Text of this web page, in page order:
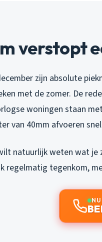
verstopt
zijn absolute
met de zomer. De
woningen staan
van 40mm afvoeren
natuurlijk weten wat je
regelmatig tegenkom,